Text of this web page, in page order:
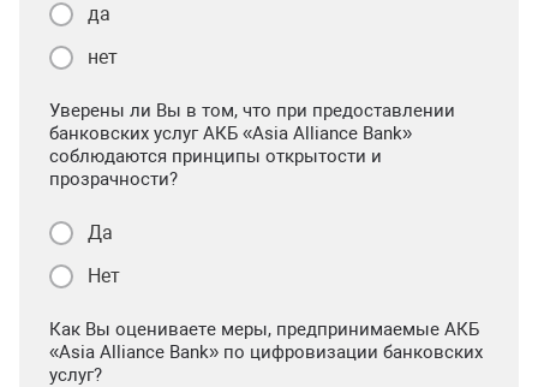
да
нет
Уверены ли Вы в том, что при предоставлении
банковских услуг АКБ «Asia Alliance Bank»
соблюдаются принципы открытости и
прозрачности?
Да
Нет
Как Вы оцениваете меры, предпринимаемые АКБ
«Asia Alliance Bank» по цифровизации банковских
услуг?